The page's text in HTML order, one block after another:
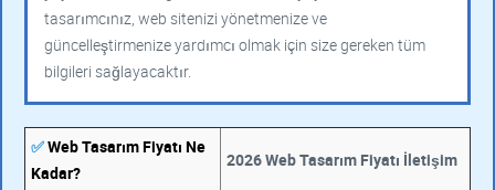
tasarımcınız, web sitenizi yönetmenize ve
güncelleştirmenize yardımcı olmak için size gereken tüm
bilgileri sağlayacaktır.
✅Web Tasarım Fiyatı Ne
Kadar?
2026 Web Tasarım Fiyatı İletişim